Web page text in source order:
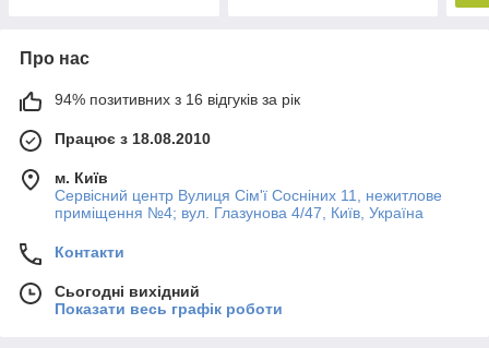
Про нас
94% позитивних з 16 відгуків за рік
Працює з 18.08.2010
м. Київ
Сервісний центр Вулиця Сім'ї Сосніних 11, нежитлове
приміщення №4; вул. Глазунова 4/47, Київ, Україна
Контакти
Сьогодні вихідний
Показати весь графік роботи